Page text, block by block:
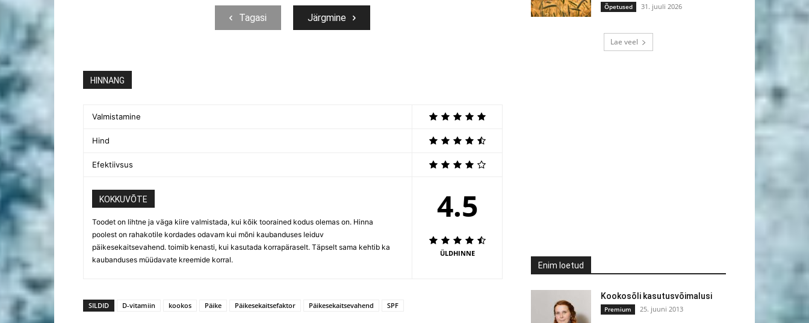
Tagasi Järgmine
HINNANG
Valmistamine
Hind
Efektiivsus
KOKKUVÕTE
Toodet on lihtne ja väga kiire valmistada, kui kõik toorained kodus olemas on. Hinna
poolest on rahakotile kordades odavam kui mõni kaubanduses leiduv
päikesekaitsevahend. toimib kenasti, kui kasutada korrapäraselt. Täpselt sama kehtib ka
kaubanduses müüdavate kreemide korral.
4.5
ÜLDHINNE
SILDID D-vitamiin kookos Päike Päikesekaitsefaktor Päikesekaitsevahend SPF
Õpetused 31. juuli 2026
Lae veel
Enim loetud
Kookosõli kasutusvõimalusi
Premium 25. juuni 2013